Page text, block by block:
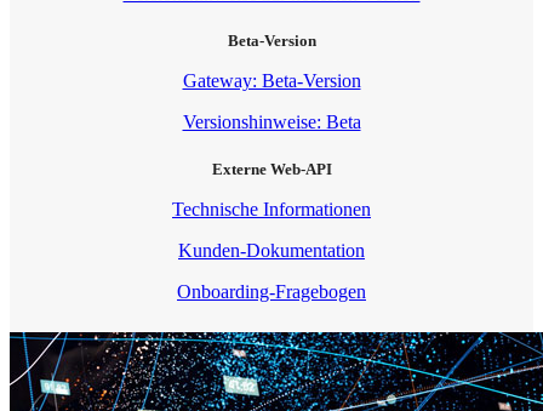
Beta-Version
Gateway: Beta-Version
Versionshinweise: Beta
Externe Web-API
Technische Informationen
Kunden-Dokumentation
Onboarding-Fragebogen